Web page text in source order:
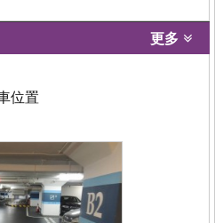
更多
位置